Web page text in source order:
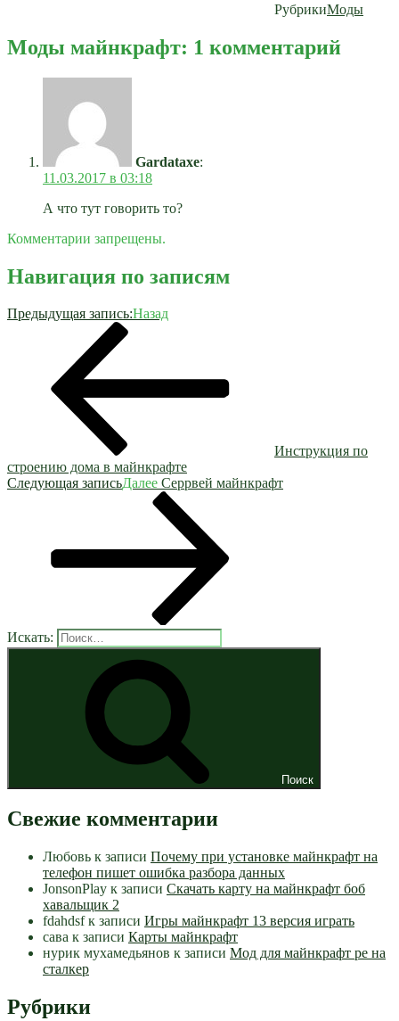
РубрикиМоды
Моды майнкрафт: 1 комментарий
Gardataxe:
11.03.2017 в 03:18
А что тут говорить то?
Комментарии запрещены.
Навигация по записям
Предыдущая запись:Назад
Инструкция по
строению дома в майнкрафте
Следующая записьДалее Серрвей майнкрафт
Искать:
Поиск
Свежие комментарии
Любовь к записи Почему при установке майнкрафт на
телефон пишет ошибка разбора данных
JonsonPlay к записи Скачать карту на майнкрафт боб
хавальщик 2
fdahdsfк записи Игры майнкрафт 13 версия играть
сава к записи Карты майнкрафт
нурик мухамедьянов к записи Мод для майнкрафт pe на
сталкер
Рубрики